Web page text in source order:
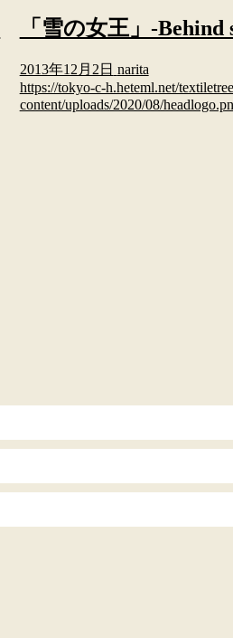
「雪の女王」-
2013年12月2日 narita
https://tokyo-c-h.heteml.net/
content/uploads/2020/08/